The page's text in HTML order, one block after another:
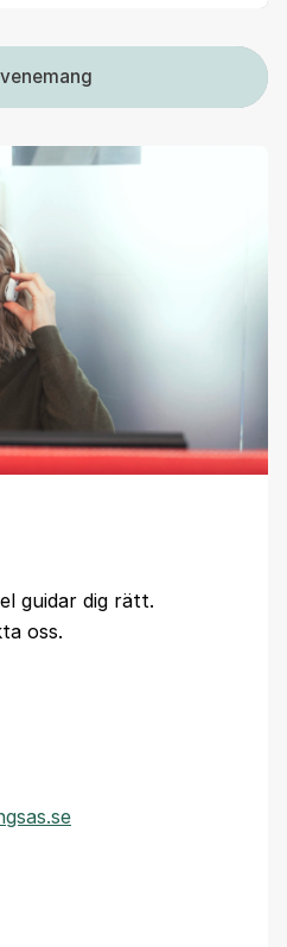
guidar dig rätt.
oss.